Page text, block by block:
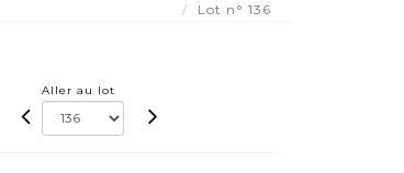
Lot n° 136
Aller au lot